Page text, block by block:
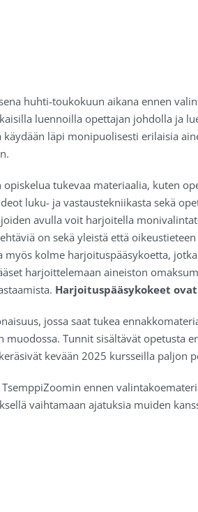
huhti-toukokuun aikana ennen
luennoilla opettajan johdolla ja
läpi monipuolisesti erilaisia
tukevaa materiaalia, kuten
luku- ja vastaustekniikasta sekä
avulla voit harjoitella
on sekä yleistä että
kolme harjoituspääsykoetta,
harjoittelemaan aineiston
Harjoituspääsykokeet
jossa saat tukea
Tunnit sisältävät opetusta
kevään 2025 kursseilla paljon
ennen
vaihtamaan ajatuksia muiden